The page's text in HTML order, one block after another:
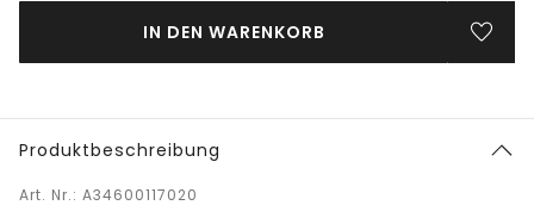
IN DEN WARENKORB
Produktbeschreibung
Art. Nr.: A34600117020